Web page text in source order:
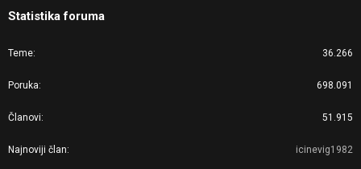
Statistika foruma
Teme 36.266
Poruka 698.091
Članovi 51.915
Najnoviji član icinevig1982